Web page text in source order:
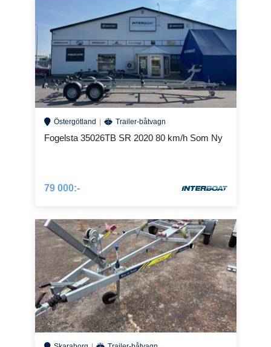
Östergötland Trailer-båtvagn
Fogelsta 35026TB SR 2020 80 km/h Som Ny
79 000:-